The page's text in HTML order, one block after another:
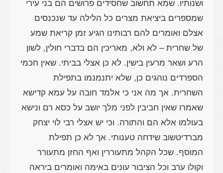
ושנותיו. שמא תחשוב שחסידים פרושים הם בני עירי
שמספרים ביציאת מצרים כל הלילה עד שנכנסים
אצלם ואומרים להם רבותינו הגיע זמן קריאת שמע
של שחרית – לא ולא, מאריכין הם בדברי חולין, לשון
הרע ושאר מרעין בישין. לא כן אצלי בביתי. שאין חכמי
הספרדים נוהגים כן, שלא יתנמנמו בתפילת
השחרית. אך מה אני כי אלמד חובה על עמא קדישא
שאמרו שאין חביבין לפני מלך יושב על כסא רם ונישא
בעולמו אלא הם והתורה. וכי יש אצלי רבי לוי יצחק
מברדיטשוב שידחה טענותי. אך לא כן תפילת
המוסף. שכל הקהל מתעוררין ואף החזן מתעורר
וקולו ערב וכל הציבור עונים באימה ואומרים ביראה